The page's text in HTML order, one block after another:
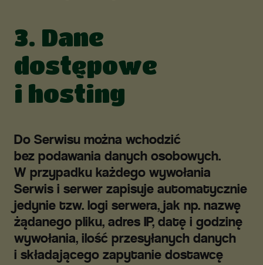
3. Dane
dostępowe
i hosting
Do Serwisu można wchodzić
bez podawania danych osobowych.
W przypadku każdego wywołania
Serwis i serwer zapisuje automatycznie
jedynie tzw. logi serwera, jak np. nazwę
żądanego pliku, adres IP, datę i godzinę
wywołania, ilość przesyłanych danych
i składającego zapytanie dostawcę